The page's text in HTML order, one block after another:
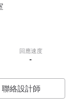
回應速度
-
聯絡設計師